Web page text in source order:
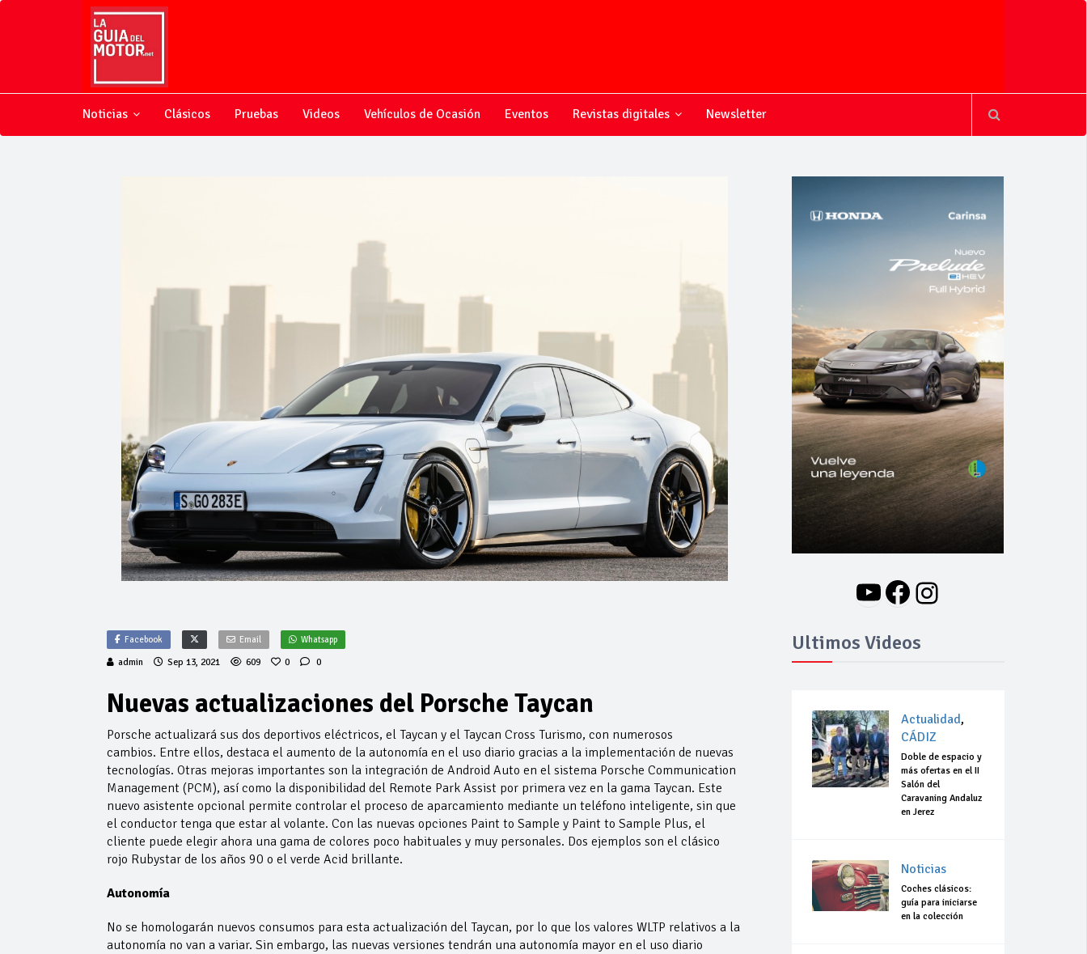
Noticias Clásicos Pruebas Videos Vehículos de Ocasión Eventos Revistas digitales Newsletter
Facebook Email Whatsapp
admin Sep 13, 2021 609 0 0
Nuevas actualizaciones del Porsche Taycan
Porsche actualizará sus dos deportivos eléctricos, el Taycan y el Taycan Cross Turismo, con numerosos
cambios. Entre ellos, destaca el aumento de la autonomía en el uso diario gracias a la implementación de nuevas
tecnologías. Otras mejoras importantes son la integración de Android Auto en el sistema Porsche Communication
Management (PCM), así como la disponibilidad del Remote Park Assist por primera vez en la gama Taycan. Este
nuevo asistente opcional permite controlar el proceso de aparcamiento mediante un teléfono inteligente, sin que
el conductor tenga que estar al volante. Con las nuevas opciones Paint to Sample y Paint to Sample Plus, el
cliente puede elegir ahora una gama de colores poco habituales y muy personales. Dos ejemplos son el clásico
rojo Rubystar de los años 90 o el verde Acid brillante.
Autonomía
No se homologarán nuevos consumos para esta actualización del Taycan, por lo que los valores WLTP relativos a la
autonomía no van a variar. Sin embargo, las nuevas versiones tendrán una autonomía mayor en el uso diario
YouTube
Facebook
Instagram
Ultimos Videos
Actualidad,
CÁDIZ
Doble de espacio y
más ofertas en el II
Salón del
Caravaning Andaluz
en Jerez
Noticias
Coches clásicos:
guía para iniciarse
en la colección